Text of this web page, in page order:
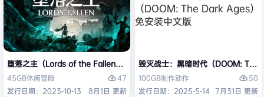
堕落之主（Lords of the Fallen）免安装中文版
45GB休闲冒险
47
发行日期：2023-10-13
8月1日 更新
毁灭战士：黑暗时代（DOOM: The
100GB制作动作
50
发行日期：2025-5-14 7月31日 更新